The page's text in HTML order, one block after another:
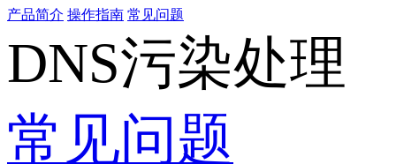
产品简介 操作指南 常见问题
DNS污染处理
常见问题